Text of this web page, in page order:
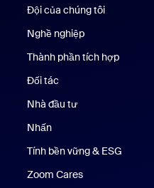
Đội của chúng tôi
Nghề nghiệp
Thành phần tích hợp
Đối tác
Nhà đầu tư
Nhấn
Tính bền vững & ESG
Zoom Cares